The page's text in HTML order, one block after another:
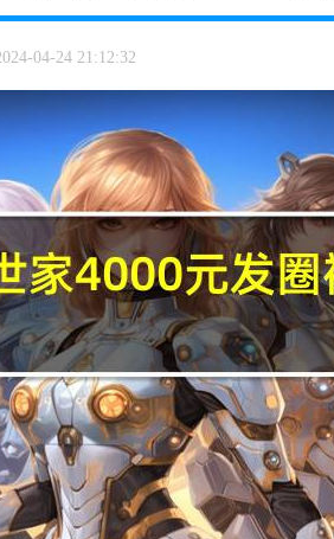
04-24 21:12:32